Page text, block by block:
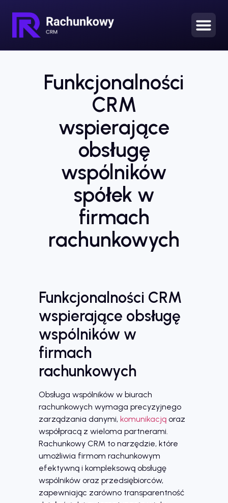
Funkcjonalności
CRM
wspierające
obsługę
wspólników
spółek w
firmach
rachunkowych
Funkcjonalności CRM
wspierające obsługę
wspólników w
firmach
rachunkowych
Obsługa wspólników w biurach
rachunkowych wymaga precyzyjnego
zarządzania danymi, komunikacją oraz
współpracą z wieloma partnerami.
Rachunkowy CRM to narzędzie, które
umożliwia firmom rachunkowym
efektywną i kompleksową obsługę
wspólników oraz przedsiębiorców,
zapewniając zarówno transparentność